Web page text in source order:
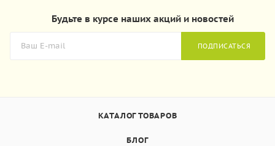
Будьте в курсе наших акций и новостей
ПОДПИСАТЬСЯ
КАТАЛОГ ТОВАРОВ
БЛОГ